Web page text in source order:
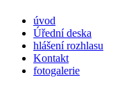
úvod
Úřední deska
hlášení rozhlasu
Kontakt
fotogalerie